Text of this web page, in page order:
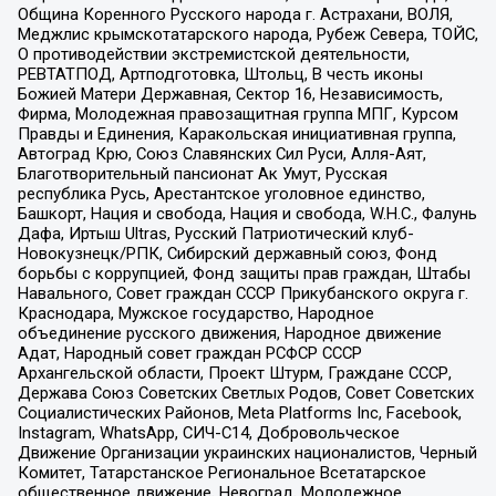
Община Коренного Русского народа г. Астрахани, ВОЛЯ,
Меджлис крымскотатарского народа, Рубеж Севера, ТОЙС,
О противодействии экстремистской деятельности,
РЕВТАТПОД, Артподготовка, Штольц, В честь иконы
Божией Матери Державная, Сектор 16, Независимость,
Фирма, Молодежная правозащитная группа МПГ, Курсом
Правды и Единения, Каракольская инициативная группа,
Автоград Крю, Союз Славянских Сил Руси, Алля-Аят,
Благотворительный пансионат Ак Умут, Русская
республика Русь, Арестантское уголовное единство,
Башкорт, Нация и свобода, Нация и свобода, W.H.С., Фалунь
Дафа, Иртыш Ultras, Русский Патриотический клуб-
Новокузнецк/РПК, Сибирский державный союз, Фонд
борьбы с коррупцией, Фонд защиты прав граждан, Штабы
Навального, Совет граждан СССР Прикубанского округа г.
Краснодара, Мужское государство, Народное
объединение русского движения, Народное движение
Адат, Народный совет граждан РСФСР СССР
Архангельской области, Проект Штурм, Граждане СССР,
Держава Союз Советских Светлых Родов, Совет Советских
Социалистических Районов, Meta Platforms Inc, Facebook,
Instagram, WhatsApp, СИЧ-С14, Добровольческое
Движение Организации украинских националистов, Черный
Комитет, Татарстанское Региональное Всетатарское